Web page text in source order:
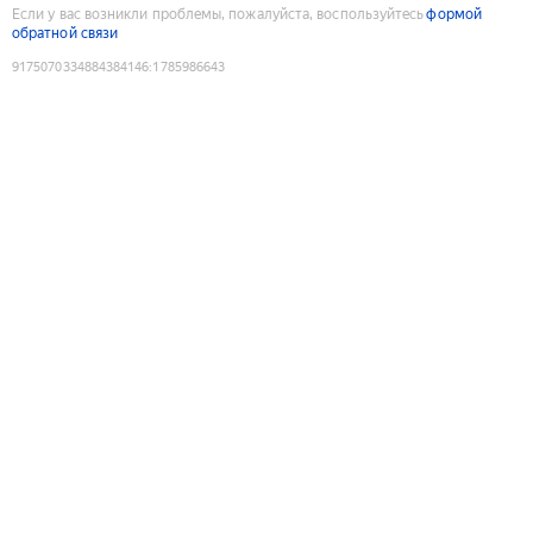
Если у вас возникли проблемы, пожалуйста, воспользуйтесьформой
обратной связи
9175070334884384146:1785986643